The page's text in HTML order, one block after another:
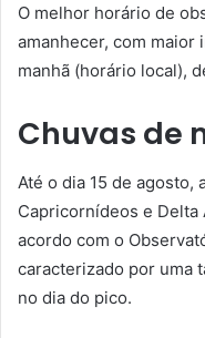
O melhor horário de
amanhecer, com
manhã (horário local),
Chuvas de
Até o dia 15 de agosto,
Capricornídeos e Delta
acordo com o
caracterizado por uma
no dia do pico.